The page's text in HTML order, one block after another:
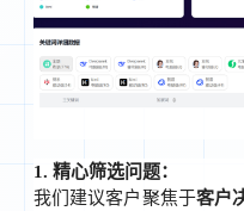
1. 精心筛选问题：
我们建议客户聚焦于客户